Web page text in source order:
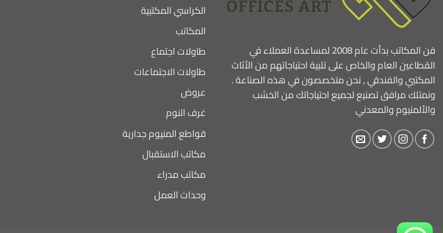
فن المكاتب بدأت عام 2008 لمساعدة العملاء في
القطاعين العام والخاص على تلبية احتياجاتهم من الأثاث
المكتبي والفندقي , نحن متخصصون في هذه الصناعة .
ونمتلك مرافق تصنيع لجميع احتياجاتك من الخشب
والألمنيوم والمعدني
الكراسي المكتبية
المكاتب
طاولات اجتماع
طاولات الاجتماعات
عروض
غرف النوم
قواطع المنيوم جدارية
مكاتب الاستقبال
مكاتب مدراء
وحدات العمل